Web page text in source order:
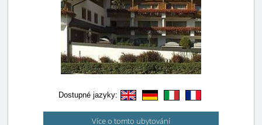
Dostupné jazyky:
Více o tomto ubytování